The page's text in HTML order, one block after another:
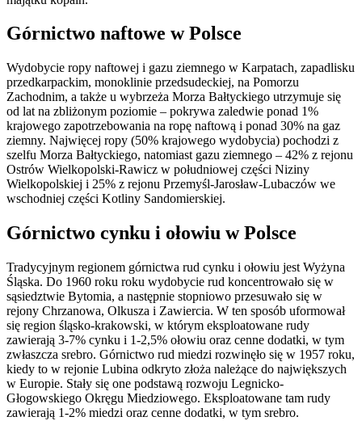
Górnictwo naftowe w Polsce
Wydobycie ropy naftowej i gazu ziemnego w Karpatach, zapadlisku
przedkarpackim, monoklinie przedsudeckiej, na Pomorzu
Zachodnim, a także u wybrzeża Morza Bałtyckiego utrzymuje się
od lat na zbliżonym poziomie – pokrywa zaledwie ponad 1%
krajowego zapotrzebowania na ropę naftową i ponad 30% na gaz
ziemny. Najwięcej ropy (50% krajowego wydobycia) pochodzi z
szelfu Morza Bałtyckiego, natomiast gazu ziemnego – 42% z rejonu
Ostrów Wielkopolski-Rawicz w południowej części Niziny
Wielkopolskiej i 25% z rejonu Przemyśl-Jarosław-Lubaczów we
wschodniej części Kotliny Sandomierskiej.
Górnictwo cynku i ołowiu w Polsce
Tradycyjnym regionem górnictwa rud cynku i ołowiu jest Wyżyna
Śląska. Do 1960 roku roku wydobycie rud koncentrowało się w
sąsiedztwie Bytomia, a następnie stopniowo przesuwało się w
rejony Chrzanowa, Olkusza i Zawiercia. W ten sposób uformował
się region śląsko-krakowski, w którym eksploatowane rudy
zawierają 3-7% cynku i 1-2,5% ołowiu oraz cenne dodatki, w tym
zwłaszcza srebro. Górnictwo rud miedzi rozwinęło się w 1957 roku,
kiedy to w rejonie Lubina odkryto złoża należące do największych
w Europie. Stały się one podstawą rozwoju Legnicko-
Głogowskiego Okręgu Miedziowego. Eksploatowane tam rudy
zawierają 1-2% miedzi oraz cenne dodatki, w tym srebro.